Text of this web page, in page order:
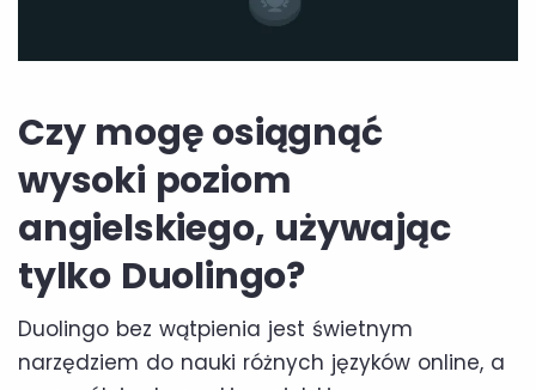
Czy mogę osiągnąć
wysoki poziom
angielskiego, używając
tylko Duolingo?
Duolingo bez wątpienia jest świetnym
narzędziem do nauki różnych języków online, a